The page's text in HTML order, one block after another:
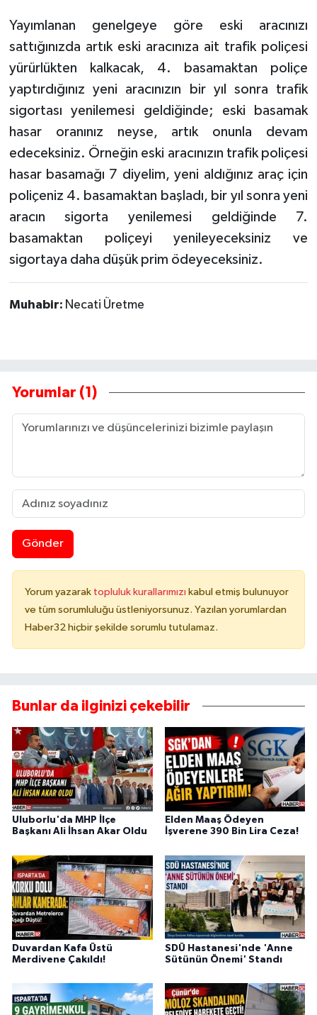
Yayımlanan genelgeye göre eski aracınızı
sattığınızda artık eski aracınıza ait trafik poliçesi
yürürlükten kalkacak, 4. basamaktan poliçe
yaptırdığınız yeni aracınızın bir yıl sonra trafik
sigortası yenilemesi geldiğinde; eski basamak
hasar oranınız neyse, artık onunla devam
edeceksiniz. Örneğin eski aracınızın trafik poliçesi
hasar basamağı 7 diyelim, yeni aldığınız araç için
poliçeniz 4. basamaktan başladı, bir yıl sonra yeni
aracın sigorta yenilemesi geldiğinde 7.
basamaktan poliçeyi yenileyeceksiniz ve
sigortaya daha düşük prim ödeyeceksiniz.
Muhabir: Necati Üretme
Yorumlar (1)
Gönder
Yorum yazarak topluluk kurallarımızı kabul etmiş bulunuyor
ve tüm sorumluluğu üstleniyorsunuz. Yazılan yorumlardan
Haber32 hiçbir şekilde sorumlu tutulamaz.
Bunlar da ilginizi çekebilir
Uluborlu'da MHP İlçe
Başkanı Ali İhsan Akar Oldu
Elden Maaş Ödeyen
İşverene 390 Bin Lira Ceza!
Duvardan Kafa Üstü
Merdivene Çakıldı!
SDÜ Hastanesi'nde 'Anne
Sütünün Önemi' Standı